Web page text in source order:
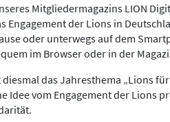
Mitgliedermagazins LION
Engagement der Lions in
oder unterwegs auf dem
im Browser oder in der
das Jahresthema „Lions
Idee vom Engagement der Lions